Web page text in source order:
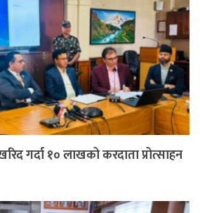
गर्दा १० लाखको करदाता प्रोत्साहन